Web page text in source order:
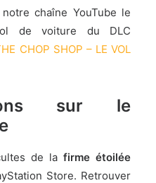
chaîne YouTube le
de voiture du DLC
CHOP SHOP – LE VOL
sur le
de la firme étoilée
Store. Retrouver